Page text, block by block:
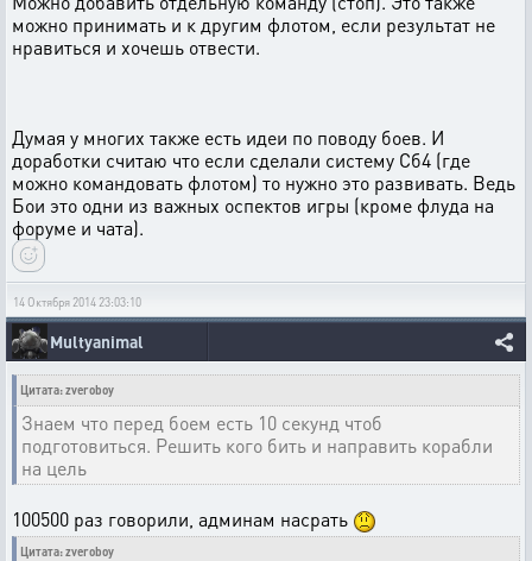
можно принимать и к другим флотом, если результат не
нравиться и хочешь отвести.
Думая у многих также есть идеи по поводу боев. И
доработки считаю что если сделали систему Сб4 (где
можно командовать флотом) то нужно это развивать. Ведь
Бои это одни из важных оспектов игры (кроме флуда на
форуме и чата).
14 Октября 2014 23:03:10
Multyanimal
Цитата: zveroboy
Знаем что перед боем есть 10 секунд чтоб
подготовиться. Решить кого бить и направить корабли
на цель
100500 раз говорили, админам насрать
Цитата: zveroboy